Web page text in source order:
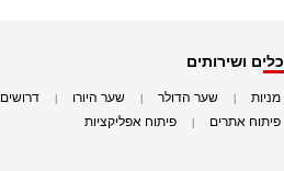
כלים ושירותים
מניות שער הדולר שער היורו דרושים
פיתוח אתרים פיתוח אפליקציות